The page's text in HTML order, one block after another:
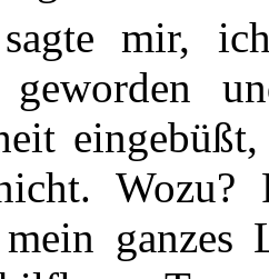
mir,
geworden
Wozu?
mein